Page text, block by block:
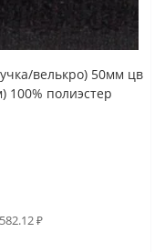
велькро) 50мм цв
100% полиэстер
₽